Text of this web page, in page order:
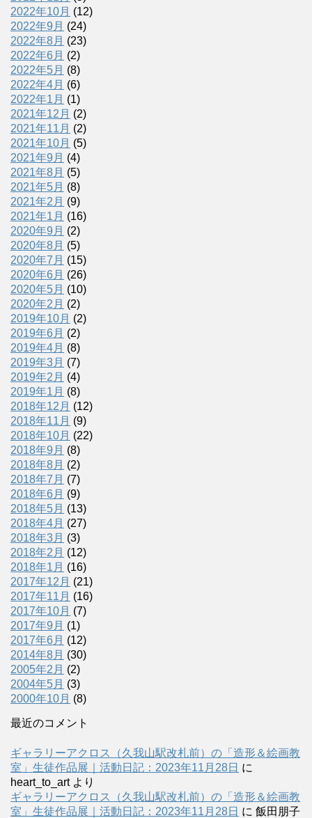
2022年10月 (12)
2022年9月 (24)
2022年8月 (23)
2022年6月 (2)
2022年5月 (8)
2022年4月 (6)
2022年1月 (1)
2021年12月 (2)
2021年11月 (2)
2021年10月 (5)
2021年9月 (4)
2021年8月 (5)
2021年5月 (8)
2021年2月 (9)
2021年1月 (16)
2020年9月 (2)
2020年8月 (5)
2020年7月 (15)
2020年6月 (26)
2020年5月 (10)
2020年2月 (2)
2019年10月 (2)
2019年6月 (2)
2019年4月 (8)
2019年3月 (7)
2019年2月 (4)
2019年1月 (8)
2018年12月 (12)
2018年11月 (9)
2018年10月 (22)
2018年9月 (8)
2018年8月 (2)
2018年7月 (7)
2018年6月 (9)
2018年5月 (13)
2018年4月 (27)
2018年3月 (3)
2018年2月 (12)
2018年1月 (16)
2017年12月 (21)
2017年11月 (16)
2017年10月 (7)
2017年9月 (1)
2017年6月 (12)
2014年8月 (30)
2005年2月 (2)
2004年5月 (3)
2000年10月 (8)
最近のコメント
ギャラリーアクロス（久我山駅改札前）の「造形＆絵画教
室」生徒作品展｜活動日記：2023年11月28日 に
heart_to_artより
ギャラリーアクロス（久我山駅改札前）の「造形＆絵画教
室」生徒作品展｜活動日記：2023年11月28日 に 飯田朋子